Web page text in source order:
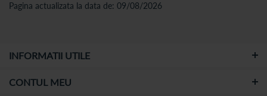
Pagina actualizata la data de: 09/08/2026
INFORMATII UTILE
CONTUL MEU